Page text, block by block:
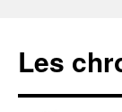
Les